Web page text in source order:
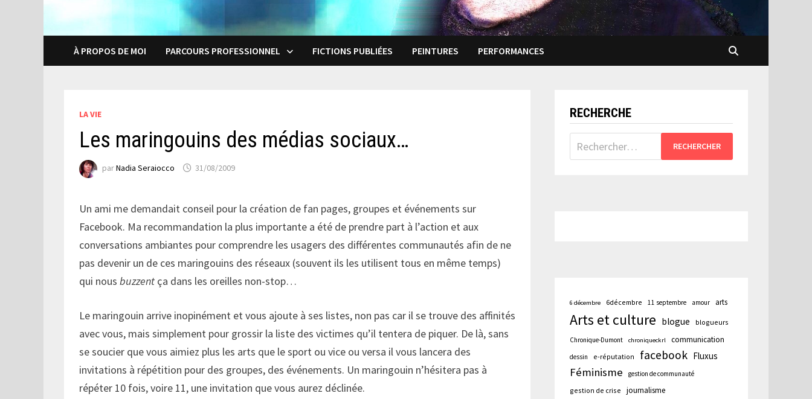
À PROPOS DE MOI PARCOURS PROFESSIONNEL FICTIONS PUBLIÉES PEINTURES PERFORMANCES
LA VIE
Les maringouins des médias sociaux…
parNadia Seraiocco 31/08/2009
Un ami me demandait conseil pour la création de fan pages, groupes et événements sur
Facebook. Ma recommandation la plus importante a été de prendre part à l’action et aux
conversations ambiantes pour comprendre les usagers des différentes communautés afin de ne
pas devenir un de ces maringouins des réseaux (souvent ils les utilisent tous en même temps)
qui nousbuzzent ça dans les oreilles non-stop…
Le maringouin arrive inopinément et vous ajoute à ses listes, non pas car il se trouve des affinités
avec vous, mais simplement pour grossir la liste des victimes qu’il tentera de piquer. De là, sans
se soucier que vous aimiez plus les arts que le sport ou vice ou versa il vous lancera des
invitations à répétition pour des groupes, des événements. Un maringouin n’hésitera pas à
répéter 10 fois, voire 11, une invitation que vous aurez déclinée.
RECHERCHE
Rechercher :
6 décembre 6décembre 11 septembre amour arts
Arts et culture blogue blogueurs
Chronique-Dumont chroniqueckrl communication
dessin e-réputation facebook Fluxus
Féminisme gestion de communauté
gestion de crise journalisme